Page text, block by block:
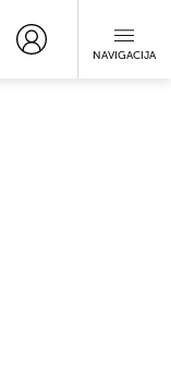
NAVIGACIJA